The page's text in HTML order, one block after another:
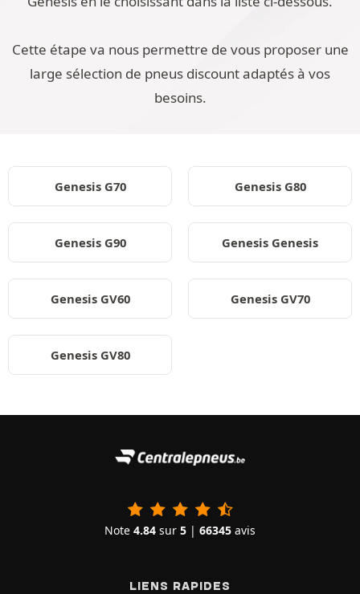
Cette étape va nous permettre de vous proposer une
large sélection de pneus discount adaptés à vos
besoins.
Genesis G70 Genesis G80
Genesis G90 Genesis Genesis
Genesis GV60 Genesis GV70
Genesis GV80
Note 4.84 sur 5 | 66345 avis
LIENS RAPIDES